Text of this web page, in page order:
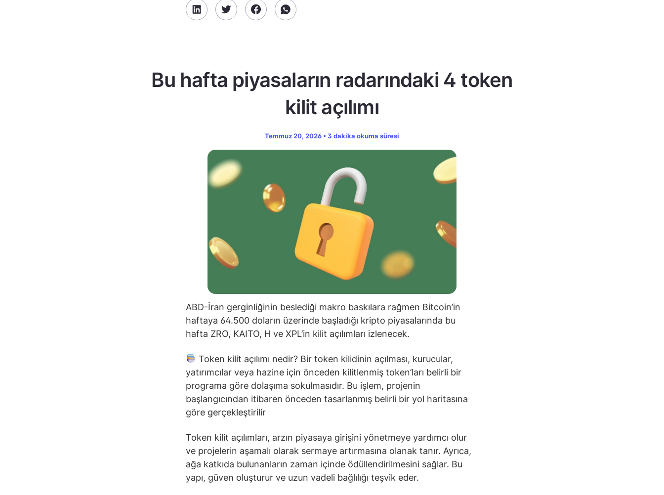
Bu hafta piyasaların radarındaki 4 token
kilit açılımı
Temmuz 20, 2026 • 3 dakika okuma süresi
ABD-İran gerginliğinin beslediği makro baskılara rağmen Bitcoin’in
haftaya 64.500 doların üzerinde başladığı kripto piyasalarında bu
hafta ZRO, KAITO, H ve XPL’in kilit açılımları izlenecek.
Token kilit açılımı nedir? Bir token kilidinin açılması, kurucular,
yatırımcılar veya hazine için önceden kilitlenmiş token’ları belirli bir
programa göre dolaşıma sokulmasıdır. Bu işlem, projenin
başlangıcından itibaren önceden tasarlanmış belirli bir yol haritasına
göre gerçekleştirilir
Token kilit açılımları, arzın piyasaya girişini yönetmeye yardımcı olur
ve projelerin aşamalı olarak sermaye artırmasına olanak tanır. Ayrıca,
ağa katkıda bulunanların zaman içinde ödüllendirilmesini sağlar. Bu
yapı, güven oluşturur ve uzun vadeli bağlılığı teşvik eder.